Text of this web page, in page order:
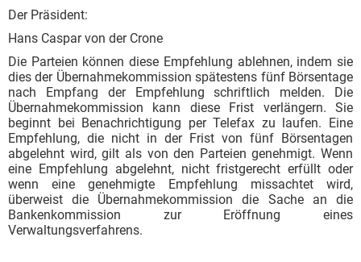
Der Präsident:
Hans Caspar von der Crone
Die Parteien können diese Empfehlung ablehnen, indem sie
dies der Übernahmekommission spätestens fünf Börsentage
nach Empfang der Empfehlung schriftlich melden. Die
Übernahmekommission kann diese Frist verlängern. Sie
beginnt bei Benachrichtigung per Telefax zu laufen. Eine
Empfehlung, die nicht in der Frist von fünf Börsentagen
abgelehnt wird, gilt als von den Parteien genehmigt. Wenn
eine Empfehlung abgelehnt, nicht fristgerecht erfüllt oder
wenn eine genehmigte Empfehlung missachtet wird,
überweist die Übernahmekommission die Sache an die
Bankenkommission zur Eröffnung eines
Verwaltungsverfahrens.